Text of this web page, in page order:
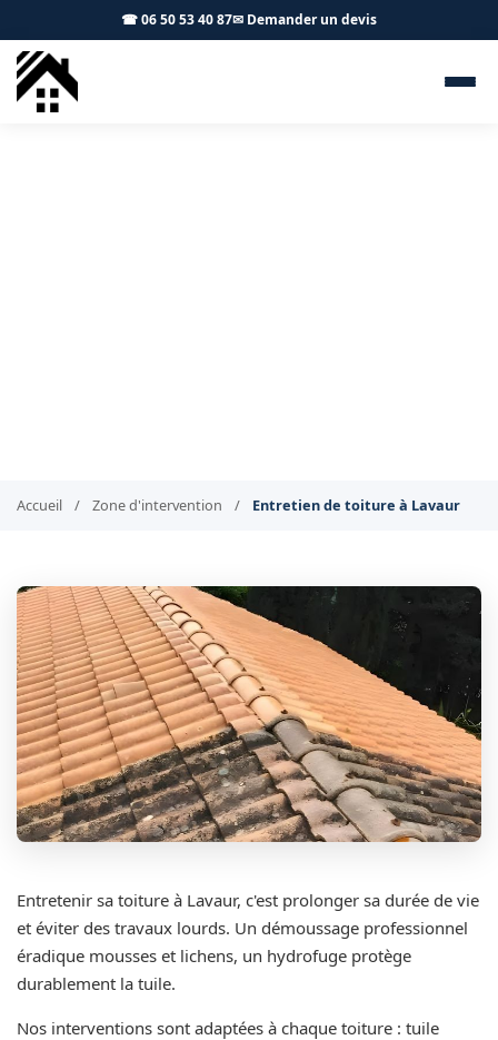
☎ 06 50 53 40 87✉ Demander un devis
Accueil / Zone d'intervention / Entretien de toiture à Lavaur
Entretenir sa toiture à Lavaur, c'est prolonger sa durée de vie
et éviter des travaux lourds. Un démoussage professionnel
éradique mousses et lichens, un hydrofuge protège
durablement la tuile.
Nos interventions sont adaptées à chaque toiture : tuile